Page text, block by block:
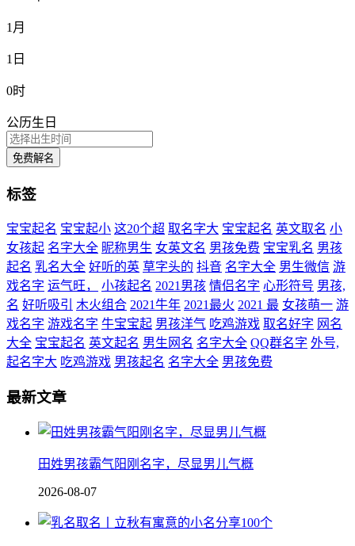
1月
1日
0时
公历生日
免费解名
标签
宝宝起名 宝宝起小 这20个超 取名字大 宝宝起名 英文取名 小
女孩起 名字大全 昵称男生 女英文名 男孩免费 宝宝乳名 男孩
起名 乳名大全 好听的英 草字头的 抖音 名字大全 男生微信 游
戏名字 运气旺， 小孩起名 2021男孩 情侣名字 心形符号 男孩,
名 好听吸引 木火组合 2021牛年 2021最火 2021 最 女孩萌一 游
戏名字 游戏名字 牛宝宝起 男孩洋气 吃鸡游戏 取名好字 网名
大全 宝宝起名 英文起名 男生网名 名字大全 QQ群名字 外号,
起名字大 吃鸡游戏 男孩起名 名字大全 男孩免费
最新文章
田姓男孩霸气阳刚名字，尽显男儿气概
2026-08-07